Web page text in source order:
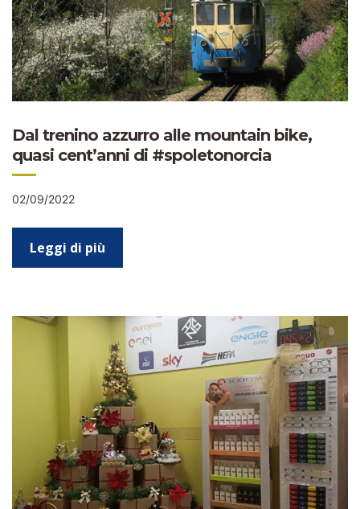
Dal trenino azzurro alle mountain bike,
quasi cent’anni di #spoletonorcia
02/09/2022
Leggi di più